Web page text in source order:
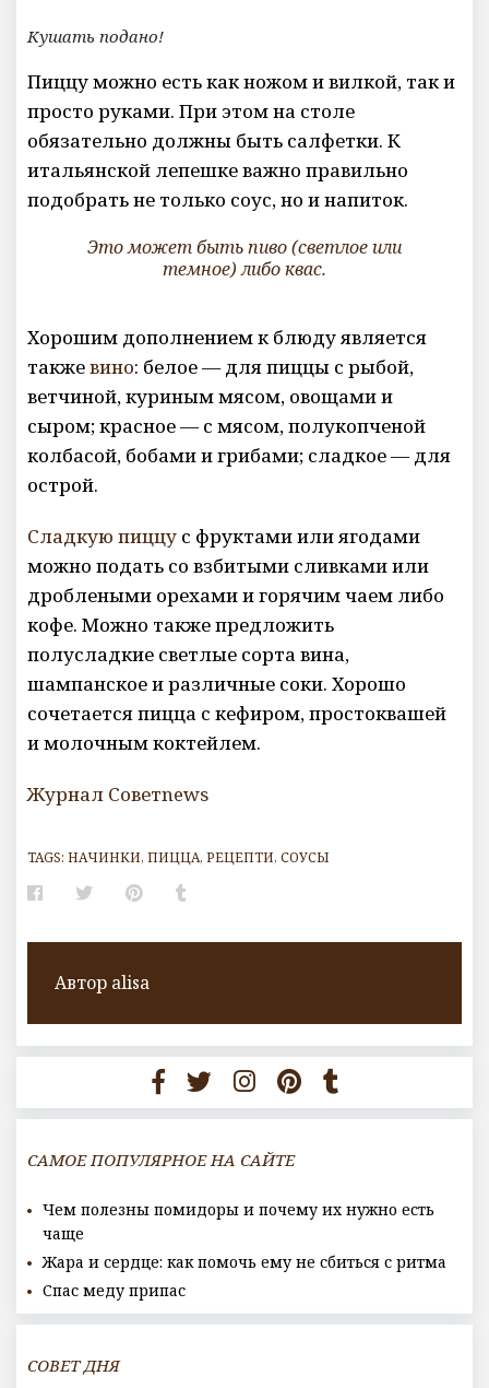
Кушать подано!
Пиццу можно есть как ножом и вилкой, так и
просто руками. При этом на столе
обязательно должны быть салфетки. К
итальянской лепешке важно правильно
подобрать не только соус, но и напиток.
Это может бытьпиво(светлое или
темное) либоквас.
Хорошим дополнением к блюду является
такжевино: белое — для пиццы с рыбой,
ветчиной, куриным мясом, овощами и
сыром; красное — с мясом, полукопченой
колбасой, бобами и грибами; сладкое — для
острой.
Сладкую пиццу с фруктами или ягодами
можно подать со взбитыми сливками или
дроблеными орехами и горячим чаем либо
кофе. Можно также предложить
полусладкие светлые сорта вина,
шампанское и различные соки. Хорошо
сочетается пицца с кефиром, простоквашей
и молочным коктейлем.
Журнал Советnews
TAGS: НАЧИНКИ, ПИЦЦА, РЕЦЕПТИ, СОУСЫ
FacebookTwitterPinterest
Автор alisa
САМОЕ ПОПУЛЯРНОЕ НА САЙТЕ
Чем полезны помидоры и почему их нужно есть
чаще
Жара и сердце: как помочь ему не сбиться с ритма
Спас меду припас
СОВЕТ ДНЯ